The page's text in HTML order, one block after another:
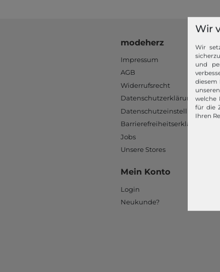
modeherz
Impressum
AGB
Widerrufsrecht
Datenschutzerklärung
Datenschutzeinstellungen
Barrierefreiheitserklärung
Jobs
Unsere Stores
Mein Konto
Login
Neukunde?
Wir
Wir
und
diesem
welche
für die
Ihren